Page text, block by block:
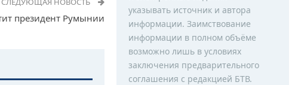
президент Румынии
указывать источник и автора
информации. Заимствование
информации в полном объёме
возможно лишь в условиях
заключения предварительного
соглашения с редакцией БТВ.